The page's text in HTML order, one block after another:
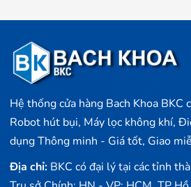
Hệ thống cửa hàng Bach Khoa BKC
Robot hút bụi, Máy lọc không khí,
dụng Thông minh - Giá tốt, Giao
Địa chỉ: BKC có đại lý tại các tỉnh